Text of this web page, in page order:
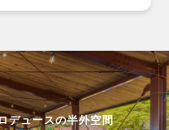
デュースの半外空間